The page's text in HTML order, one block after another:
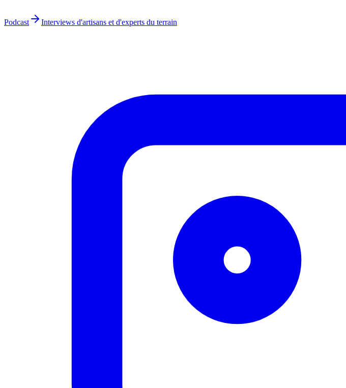
Podcast Interviews d'artisans et d'experts du terrain